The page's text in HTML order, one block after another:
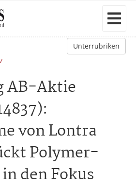
Unterrubriken
AB-Aktie
von Lontra
Polymer-
den Fokus